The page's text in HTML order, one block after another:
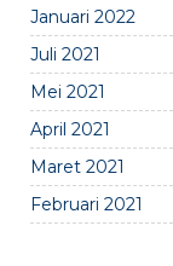
Januari 2022
Juli 2021
Mei 2021
April 2021
Maret 2021
Februari 2021